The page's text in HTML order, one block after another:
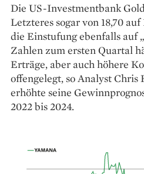
Die US-Investmentbank
Letzteres sogar von 18,70
die Einstufung ebenfalls auf
Zahlen zum ersten Quartal
Erträge, aber auch höhere
offengelegt, so Analyst
erhöhte ­seine
2022 bis 2024.